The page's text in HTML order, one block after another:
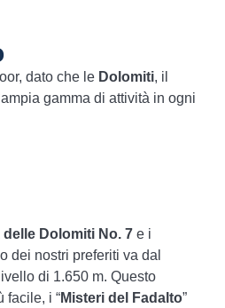
dato che le Dolomiti, il
gamma di attività in ogni
delle Dolomiti No. 7e i
dei nostri preferiti va dal
di 1.650 m. Questo
facile, i “Misteri del Fadalto”